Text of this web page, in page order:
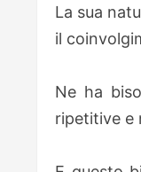
La sua
il
Ne ha
ripetitive e